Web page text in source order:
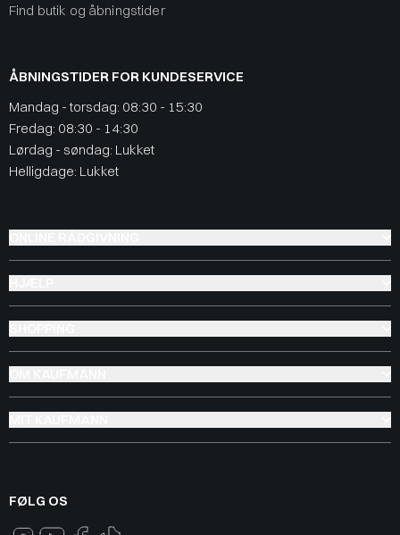
Find butik og åbningstider
ÅBNINGSTIDER FOR KUNDESERVICE
Mandag - torsdag: 08:30 - 15:30
Fredag: 08:30 - 14:30
Lørdag - søndag: Lukket
Helligdage: Lukket
FØLG OS